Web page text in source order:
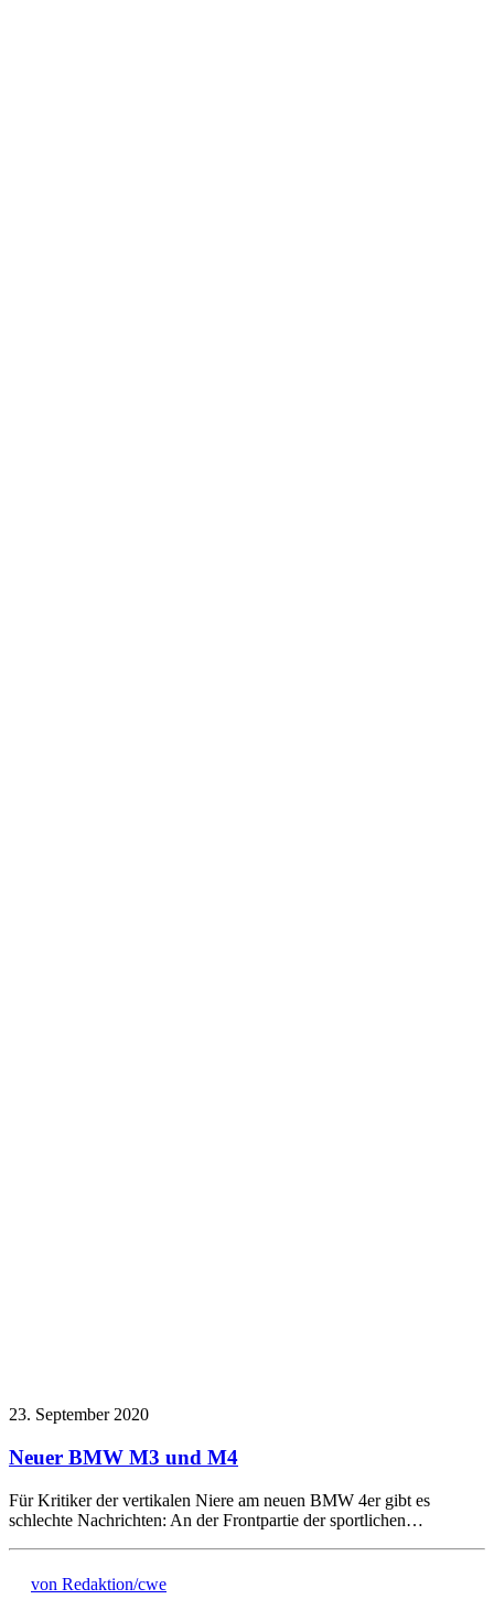
23. September 2020
Neuer BMW M3 und M4
Für Kritiker der vertikalen Niere am neuen BMW 4er gibt es
schlechte Nachrichten: An der Frontpartie der sportlichen…
von Redaktion/cwe